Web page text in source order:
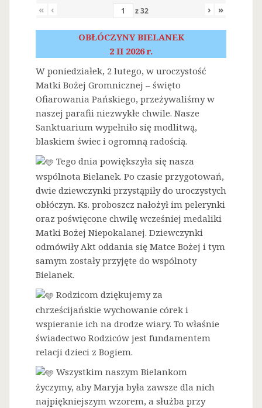
« ‹ z32 › »
OBŁÓCZYNY BIELANEK
2 II 2026 r.
W poniedziałek, 2 lutego, w uroczystość
Matki Bożej Gromnicznej – święto
Ofiarowania Pańskiego, przeżywaliśmy w
naszej parafii niezwykłe chwile. Nasze
Sanktuarium wypełniło się modlitwą,
blaskiem świec i ogromną radością.
Tego dnia powiększyła się nasza
wspólnota Bielanek. Po czasie przygotowań,
dwie dziewczynki przystąpiły do uroczystych
obłóczyn. Ks. proboszcz nałożył im pelerynki
oraz poświęcone chwilę wcześniej medaliki
Matki Bożej Niepokalanej. Dziewczynki
odmówiły Akt oddania się Matce Bożej i tym
samym zostały przyjęte do wspólnoty
Bielanek.
Rodzicom dziękujemy za
chrześcijańskie wychowanie córek i
wspieranie ich na drodze wiary. To właśnie
świadectwo Rodziców jest fundamentem
relacji dzieci z Bogiem.
Wszystkim naszym Bielankom
życzymy, aby Maryja była zawsze dla nich
najpiękniejszym wzorem, a służba przy